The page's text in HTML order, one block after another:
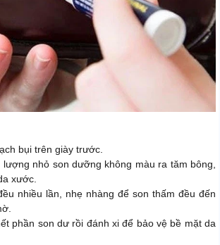
bụi trên giày trước.
lượng nhỏ son dưỡng không màu ra tăm bông,
xước.
nhiều lần, nhẹ nhàng để son thấm đều đến
phần son dư rồi đánh xi để bảo vệ bề mặt da